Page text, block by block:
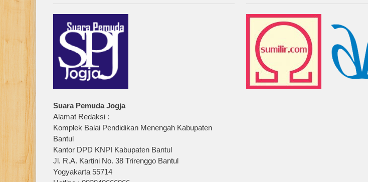
Suara Pemuda Jogja
Alamat Redaksi :
Komplek Balai Pendidikan Menengah Kabupaten
Bantul
Kantor DPD KNPI Kabupaten Bantul
Jl. R.A. Kartini No. 38 Trirenggo Bantul
Yogyakarta 55714